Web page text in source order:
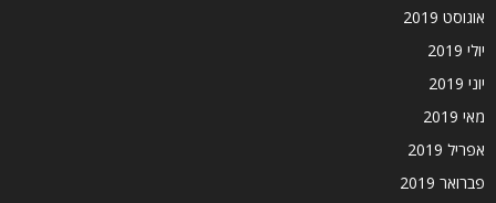
אוגוסט 2019
יולי 2019
יוני 2019
מאי 2019
אפריל 2019
פברואר 2019